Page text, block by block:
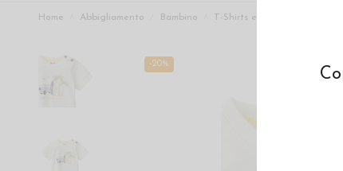
Home Abbigliamento Bambino T-Shirts e Magliette T-
-20%